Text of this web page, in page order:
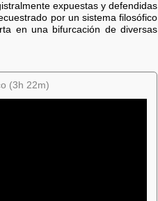
expuestas y defendidas
por un sistema filosófico
en una bifurcación de diversas
(3h 22m)